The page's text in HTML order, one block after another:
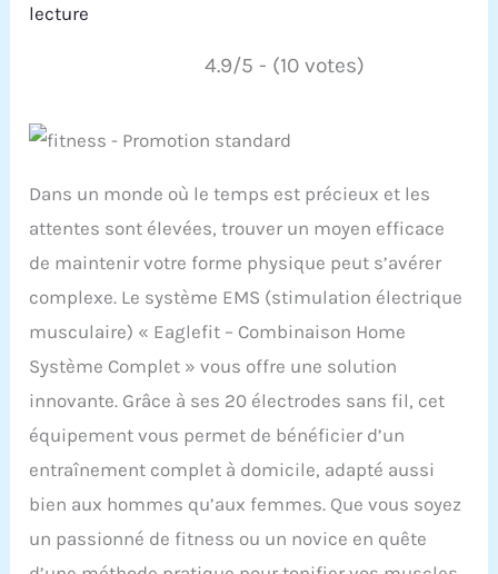
lecture
4.9/5 - (10 votes)
Dans un monde où le temps est précieux et les
attentes sont élevées, trouver un moyen efficace
de maintenir votre forme physique peut s’avérer
complexe. Le système EMS (stimulation électrique
musculaire) « Eaglefit – Combinaison Home
Système Complet » vous offre une solution
innovante. Grâce à ses 20 électrodes sans fil, cet
équipement vous permet de bénéficier d’un
entraînement complet à domicile, adapté aussi
bien aux hommes qu’aux femmes. Que vous soyez
un passionné de fitness ou un novice en quête